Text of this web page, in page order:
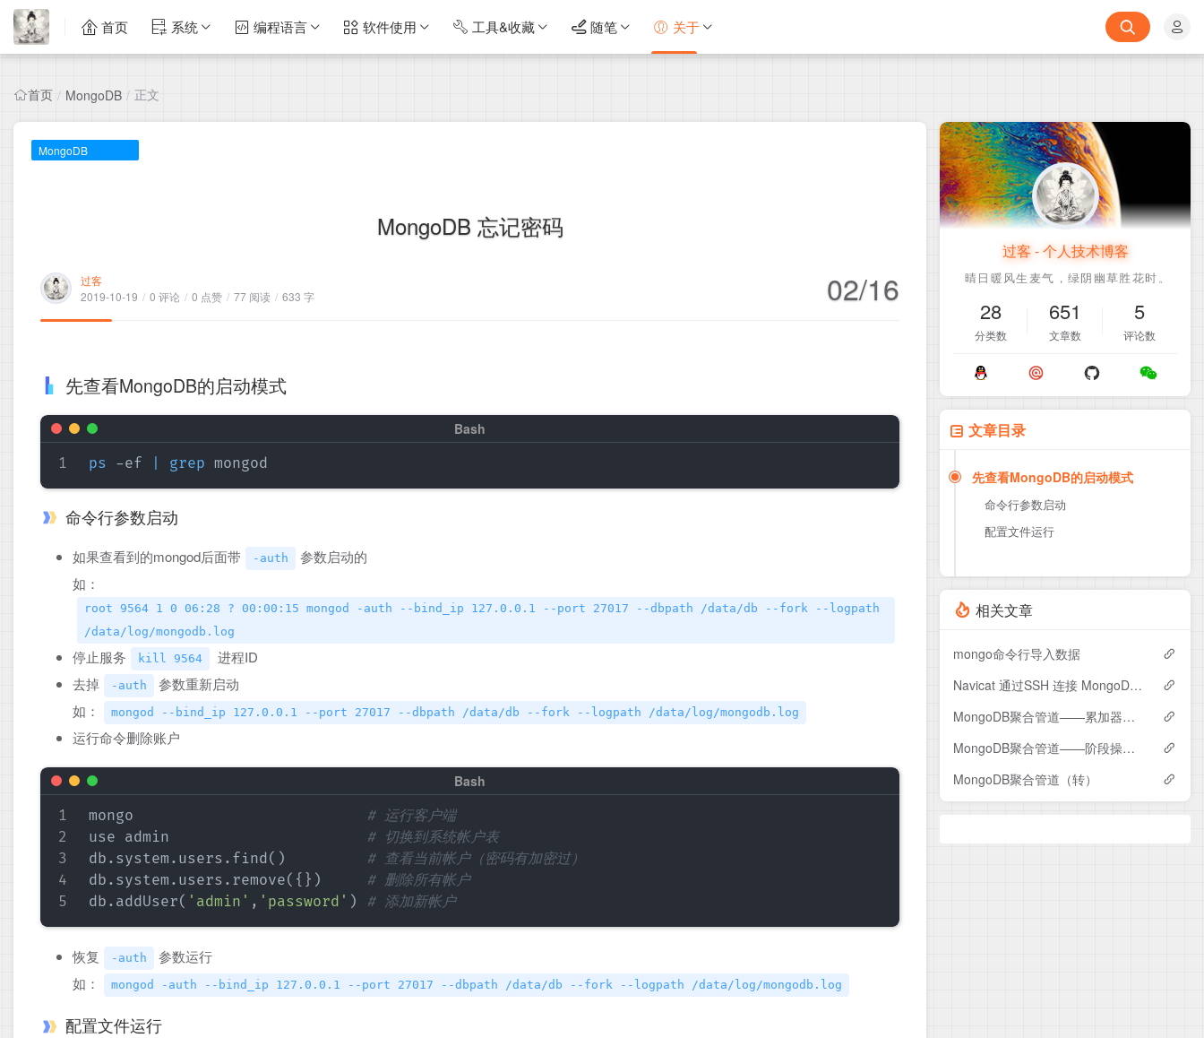
首页 系统 编程语言 软件使用 工具&收藏 随笔 关于
首页 / MongoDB / 正文
MongoDB
MongoDB 忘记密码
过客
2019-10-19 / 0 评论 / 0 点赞 / 77 阅读 / 633 字 02/16
先查看MongoDB的启动模式
ps -ef grep
命令行参数启动
如果查看到的mongod后面带 -auth
参数启动的
如：
root 9564 1 0 06:28 ? 00:00:15 mongod -auth --bind_ip 127.0.0.1 --port 27017 --dbpath /data/db --fork --logpath
/data/log/mongodb.log
停止服务 kill 9564
进程ID
去掉
-auth
参数重新启动
如：
mongod --bind_ip 127.0.0.1 --port 27017 --dbpath /data/db --fork --logpath /data/log/mongodb.log
运行命令删除账户
mongo # 运行客户端
use admin # 切换到系统帐户表
db.system.users.find( )
# 查看当前帐户（密码有加密过）
db.system.users.remove( { } )
# 删除所有帐户
db.addUser( 'admin' , 'password' ) # 添加新帐户
恢复 -auth
参数运行
如：
mongod -auth --bind_ip 127.0.0.1 --port 27017 --dbpath /data/db --fork --logpath /data/log/mongodb.log
配置文件运行
过客 - 个人技术博客
28
分类数
651
文章数
5
评论数
文章目录
先查看MongoDB的启动模式
命令行参数启动
配置文件运行
相关文章
mongo命令行导入数据
Navicat 通过SSH 连接 MongoDB报错
MongoDB聚合管道——累加器（转）
MongoDB聚合管道——阶段操作（转）
MongoDB聚合管道（转）